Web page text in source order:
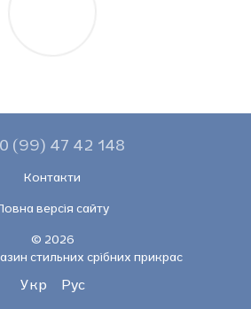
(99) 47 42 148
Контакти
версія сайту
© 2026
стильних срібних прикрас
Укр Рус